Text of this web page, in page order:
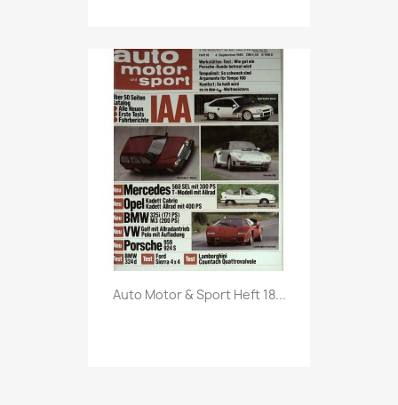
Vorschau
Auto Motor & Sport Heft 18...